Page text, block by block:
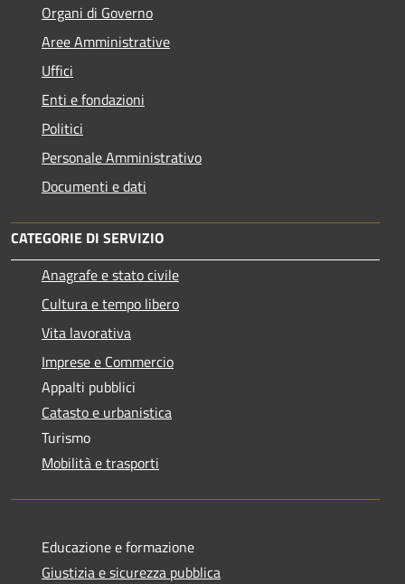
Organi di Governo
Aree Amministrative
Uffici
Enti e fondazioni
Politici
Personale Amministrativo
Documenti e dati
CATEGORIE DI SERVIZIO
Anagrafe e stato civile
Cultura e tempo libero
Vita lavorativa
Imprese e Commercio
Appalti pubblici
Catasto e urbanistica
Turismo
Mobilità e trasporti
Educazione e formazione
Giustizia e sicurezza pubblica